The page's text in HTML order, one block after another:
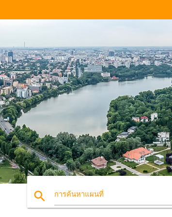
search การค้นหาแผนที่